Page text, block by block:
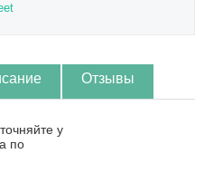
Отзывы
у
по